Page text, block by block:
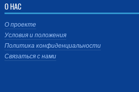
О НАС
О проекте
Условия и положения
Политика конфиденциальности
Связаться с нами